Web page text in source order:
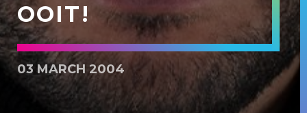
OOIT!
03 MARCH 2004